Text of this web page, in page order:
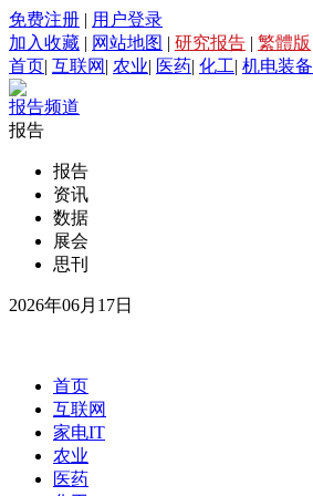
免费注册 | 用户登录
加入收藏 | 网站地图 | 研究报告 | 繁體版
首页| 互联网 | 农业| 医药| 化工| 机电装备
报告频道
报告
报告
资讯
数据
展会
思刊
2026年06月17日
首页
互联网
家电IT
农业
医药